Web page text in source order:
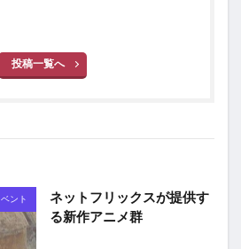
投稿一覧へ
ント
ネットフリックスが提供す
る新作アニメ群